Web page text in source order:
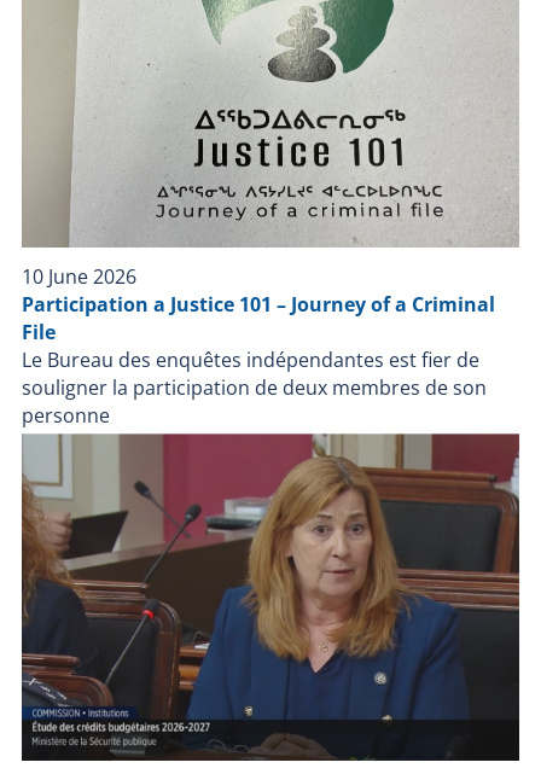
10 June 2026
Participation a Justice 101 – Journey of a Criminal
File
Le Bureau des enquêtes indépendantes est fier de
souligner la participation de deux membres de son
personne